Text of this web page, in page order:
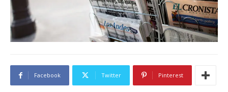
Facebook Twitter Pinterest